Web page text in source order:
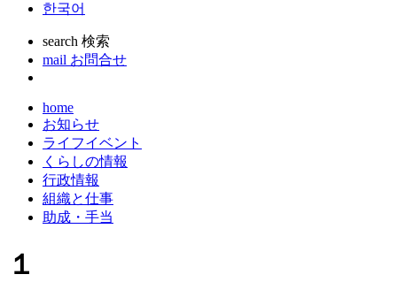
한국어
search 検索
mail お問合せ
home
お知らせ
ライフイベント
くらしの情報
行政情報
組織と仕事
助成・手当
１